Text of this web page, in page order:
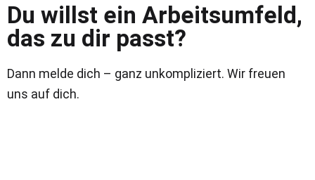
Du willst ein Arbeitsumfeld,
das zu dir passt?
Dann melde dich – ganz unkompliziert. Wir freuen
uns auf dich.